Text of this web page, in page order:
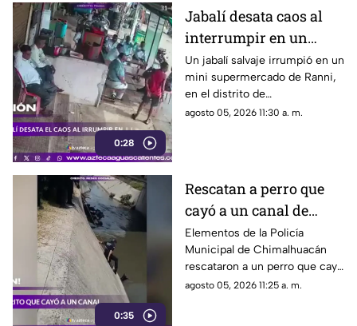
0:28
Jabalí desata caos al
interrumpir en un
comercio y embiste a
un hombre
Un jabalí salvaje irrumpió en un
mini supermercado de Ranni,
en el distrito de
Pathanamthitta, Kerala, India,
agosto 05, 2026 11:30 a. m.
0:35
Rescatan a perro que
cayó a un canal de
aguas negras en
Chimalhuacán
Elementos de la Policía
Municipal de Chimalhuacán
rescataron a un perro que cayó
a un canal de aguas negras,
agosto 05, 2026 11:25 a. m.